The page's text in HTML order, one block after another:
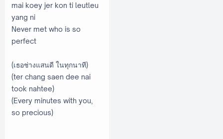
mai koey jer kon ti leutleu
yang ni
Never met who is so
perfect
(เธอช่างแสนดี ในทุกนาที)
(ter chang saen dee nai
took nahtee)
(Every minutes with you,
so precious)